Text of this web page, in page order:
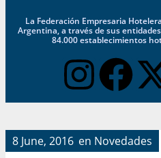
La Federación Empresaria
Argentina, a través de sus
84.000 establecimientos
8 June, 2016 en Novedades